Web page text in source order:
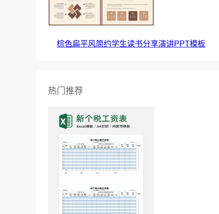
棕色扁平风简约学生读书分享演讲PPT模板
热门推荐